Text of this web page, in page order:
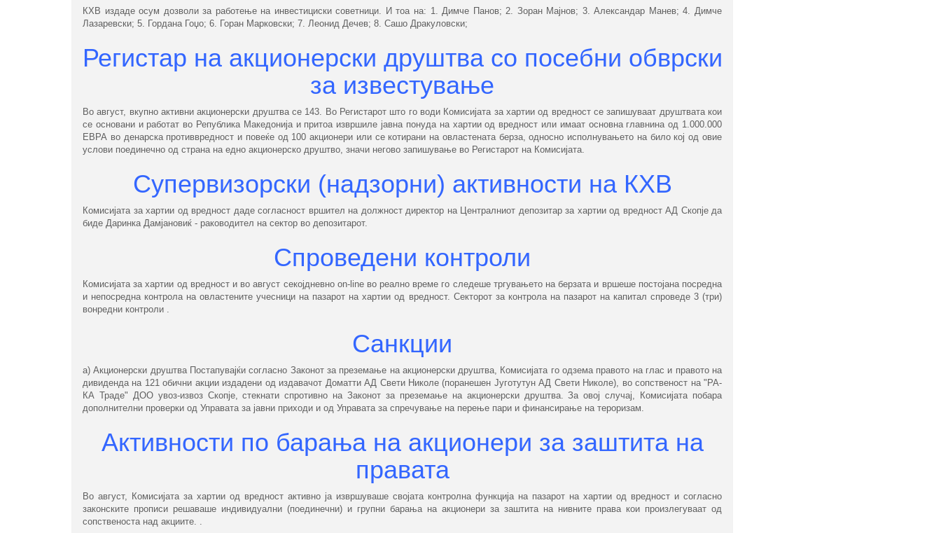
КХВ издаде осум дозволи за работење на инвестициски советници. И тоа на: 1. Димче Панов; 2. Зоран Мајнов; 3. Александар Манев; 4. Димче
Лазаревски; 5. Гордана Гоџо; 6. Горан Марковски; 7. Леонид Дечев; 8. Сашо Дракуловски;
Регистар на акционерски друштва со посебни обврски
за известување
Во август, вкупно активни акционерски друштва се 143. Во Регистарот што го води Комисијата за хартии од вредност се запишуваат друштвата кои
се основани и работат во Република Македонија и притоа извршиле јавна понуда на хартии од вредност или имаат основна главнина од 1.000.000
ЕВРА во денарска противвредност и повеќе од 100 акционери или се котирани на овластената берза, односно исполнувањето на било кој од овие
услови поединечно од страна на едно акционерско друштво, значи негово запишување во Регистарот на Комисијата.
Супервизорски (надзорни) активности на КХВ
Комисијата за хартии од вредност даде согласност вршител на должност директор на Централниот депозитар за хартии од вредност АД Скопје да
биде Даринка Дамјановиќ - раководител на сектор во депозитарот.
Спроведени контроли
Комисијата за хартии од вредност и во август секојдневно оn-line во реално време го следеше тргувањето на берзата и вршеше постојана посредна
и непосредна контрола на овластените учесници на пазарот на хартии од вредност. Секторот за контрола на пазарот на капитал спроведе 3 (три)
вонредни контроли .
Санкции
а) Акционерски друштва Постапувајќи согласно Законот за преземање на акционерски друштва, Комисијата го одзема правото на глас и правото на
дивиденда на 121 обични акции издадени од издавачот Доматти АД Свети Николе (поранешен Југотутун АД Свети Николе), во сопственост на "РА-
КА Траде" ДОО увоз-извоз Скопје, стекнати спротивно на Законот за преземање на акционерски друштва. За овој случај, Комисијата побара
дополнителни проверки од Управата за јавни приходи и од Управата за спречување на перење пари и финансирање на тероризам.
Активности по барања на акционери за заштита на
правата
Во август, Комисијата за хартии од вредност активно ја извршуваше својата контролна функција на пазарот на хартии од вредност и согласно
законските прописи решаваше индивидуални (поединечни) и групни барања на акционери за заштита на нивните права кои произлегуваат од
сопственоста над акциите. .